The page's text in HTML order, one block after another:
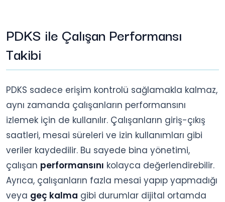
PDKS ile Çalışan Performansı
Takibi
PDKS sadece erişim kontrolü sağlamakla kalmaz,
aynı zamanda çalışanların performansını
izlemek için de kullanılır. Çalışanların giriş-çıkış
saatleri, mesai süreleri ve izin kullanımları gibi
veriler kaydedilir. Bu sayede bina yönetimi,
çalışan performansını kolayca değerlendirebilir.
Ayrıca, çalışanların fazla mesai yapıp yapmadığı
veya geç kalma gibi durumlar dijital ortamda